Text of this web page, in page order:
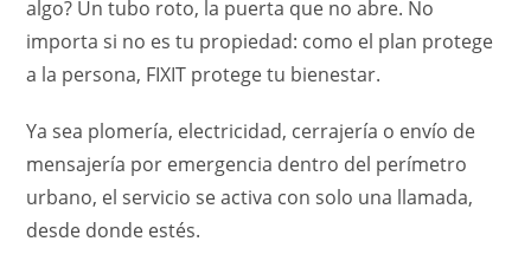
algo? Un tubo roto, la puerta que no abre. No
importa si no es tu propiedad: como el plan protege
a la persona, FIXIT protege tu bienestar.
Ya sea plomería, electricidad, cerrajería o envío de
mensajería por emergencia dentro del perímetro
urbano, el servicio se activa con solo una llamada,
desde donde estés.